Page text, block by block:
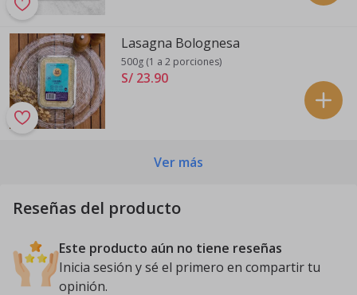
Lasagna Bolognesa
500g (1 a 2 porciones)
S/ 23.90
Ver más
Reseñas del producto
Este producto aún no tiene reseñas
Inicia sesión y sé el primero en compartir tu
opinión.